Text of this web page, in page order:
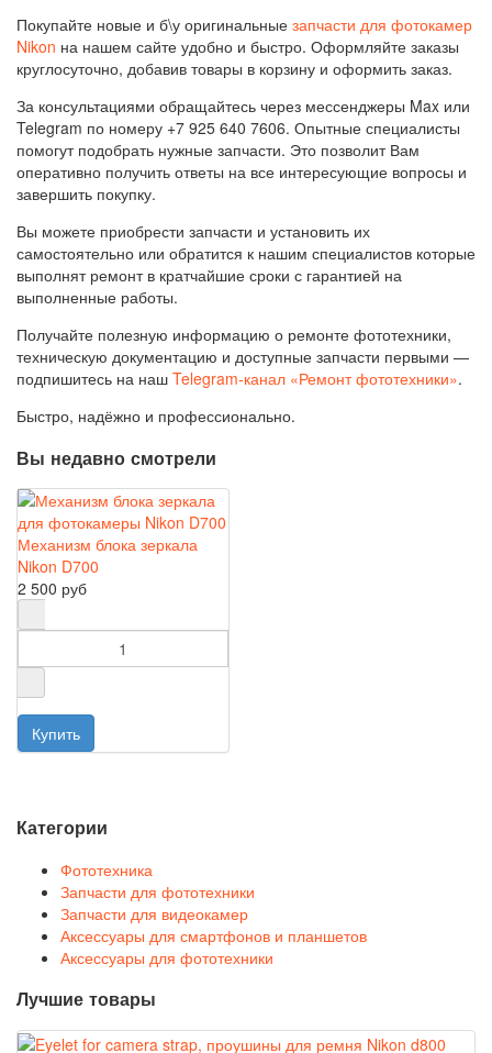
Покупайте новые и б\у оригинальные запчасти для фотокамер
Nikon на нашем сайте удобно и быстро. Оформляйте заказы
круглосуточно, добавив товары в корзину и оформить заказ.
За консультациями обращайтесь через мессенджеры Max или
Telegram по номеру +7 925 640 7606. Опытные специалисты
помогут подобрать нужные запчасти. Это позволит Вам
оперативно получить ответы на все интересующие вопросы и
завершить покупку.
Вы можете приобрести запчасти и установить их
самостоятельно или обратится к нашим специалистов которые
выполнят ремонт в кратчайшие сроки с гарантией на
выполненные работы.
Получайте полезную информацию о ремонте фототехники,
техническую документацию и доступные запчасти первыми —
подпишитесь на наш Telegram-канал «Ремонт фототехники».
Быстро, надёжно и профессионально.
Вы недавно смотрели
Механизм блока зеркала
Nikon D700
2 500 руб
Категории
Фототехника
Запчасти для фототехники
Запчасти для видеокамер
Аксессуары для смартфонов и планшетов
Аксессуары для фототехники
Лучшие товары